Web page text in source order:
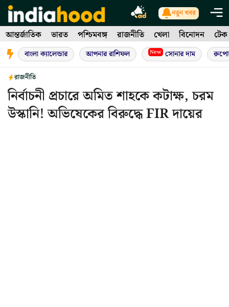
Skip
to
content
নতুন খবর
আন্তর্জাতিক ভারত পশ্চিমবঙ্গ রাজনীতি খেলা বিনোদন টেক
বাংলা ক্যালেন্ডার আপনার রাশিফল New সোনার দাম
রাজনীতি
নির্বাচনী প্রচারে অমিত শাহকে কটাক্ষ, চরম
উস্কানি! অভিষেকের বিরুদ্ধে FIR দায়ের